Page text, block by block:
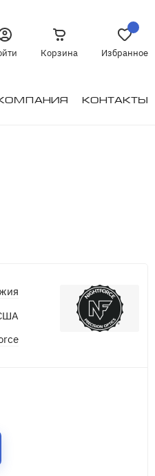
Корзина Избранное
Контакты